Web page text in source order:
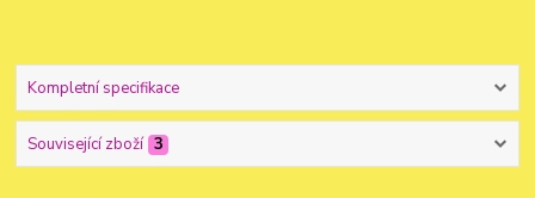
Kompletní specifikace
Související zboží 3